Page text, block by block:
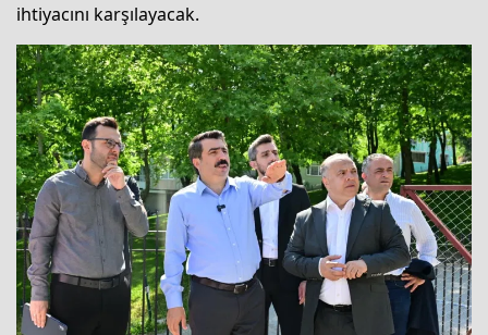
ihtiyacını karşılayacak.